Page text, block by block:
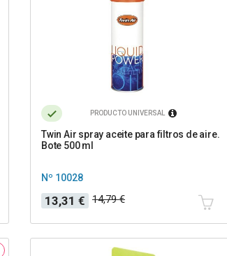
PRODUCTO UNIVERSAL
Twin Air spray aceite para filtros de aire.
Bote 500 ml
Nº 10028
Precio
13,31 €
Precio
base
14,79 €